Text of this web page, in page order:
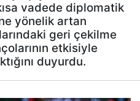
vadede diplomatik
yönelik artan
geri çekilme
etkisiyle
duyurdu.